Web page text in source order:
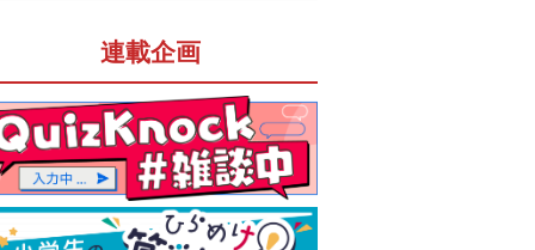
連載企画